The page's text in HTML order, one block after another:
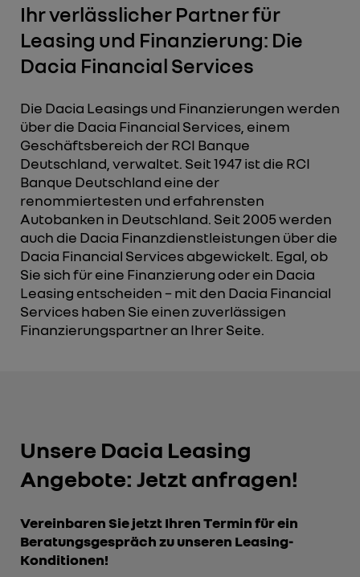
Ihr verlässlicher Partner für
Leasing und Finanzierung: Die
Dacia Financial Services
Die Dacia Leasings und Finanzierungen werden
über die Dacia Financial Services, einem
Geschäftsbereich der RCI Banque
Deutschland, verwaltet. Seit 1947 ist die RCI
Banque Deutschland eine der
renommiertesten und erfahrensten
Autobanken in Deutschland. Seit 2005 werden
auch die Dacia Finanzdienstleistungen über die
Dacia Financial Services abgewickelt. Egal, ob
Sie sich für eine Finanzierung oder ein Dacia
Leasing entscheiden – mit den Dacia Financial
Services haben Sie einen zuverlässigen
Finanzierungspartner an Ihrer Seite.
Unsere Dacia Leasing
Angebote: Jetzt anfragen!
Vereinbaren Sie jetzt Ihren Termin für ein
Beratungsgespräch zu unseren Leasing-
Konditionen!